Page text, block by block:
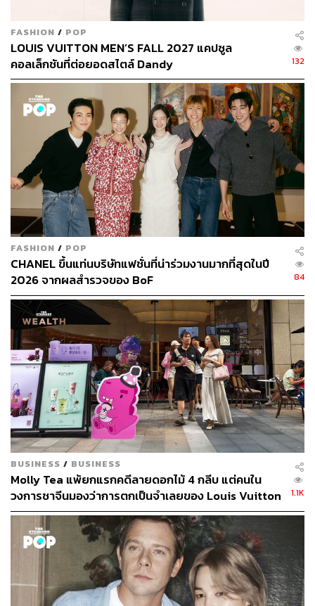
JONATHAN ANDERSON IMPACT
ใครจะมาต้าน Jonathan Anderson ในปี 2023 ได้ ดีไซเนอร์
หนุ่มชาวอังกฤษผู้ดำรงตำแหน่งครีเอทีฟไดเรกเตอร์ให้กับ
แบรนด์ LOEWE และ JW Anderson แบรนด์ของเขาเอง โดย
ในปีนี้เขาสร้างผลงานดีไซน์ได้อย่างน่าประทับใจ ทั้งในเชิง
สร้างสรรค์และการสร้างกระแสให้คนพูดจนสามารถคว้า
รางวัลใหญ่อย่าง Designer of the Year จากเวที The Fashion
Awards ไปครอบครองได้
โดยในปีนี้เขายังเป็นผู้อยู่เบื้องหลังชุดบอดี้สูทสีแดงของ
Rihanna ที่เธอขึ้นใส่โชว์พักครึ่งการแข่งขัน Super Bowl
รวมถึงชุดเดรสคอลเล็กชัน Fall/Winter 2022 ที่นำมาทำใหม่
สำหรับ Beyoncé ในคอนเสิร์ต Renaissance World Tour
สามารถสร้างภาพจำและยอดเสิร์ชเกี่ยวกับแบรนด์เพิ่มขึ้น
อย่างมหาศาล ที่ยังไม่รวมงานคอลลาบอเรชันระหว่าง
LOEWE และ Studio Ghibli หรือภาพแคมเปญของเขาที่มัก
สร้างเซอร์ไพรส์ให้เราในทุกๆ ซีซัน
FASHION / POP
LOUIS VUITTON MEN’S FALL 2027 แคปซูล
คอลเล็กชันที่ต่อยอดสไตล์ Dandy
132
FASHION / POP
CHANEL ขึ้นแท่นบริษัทแฟชั่นที่น่าร่วมงานมากที่สุดในปี
2026 จากผลสำรวจของ BoF
84
BUSINESS / BUSINESS
Molly Tea แพ้ยกแรกคดีลายดอกไม้ 4 กลีบ แต่คนใน
วงการชาจีนมองว่าการตกเป็นจำเลยของ Louis Vuitton
อาจทำให้แบรนด์ได้มากกว่าเสีย
1.1K